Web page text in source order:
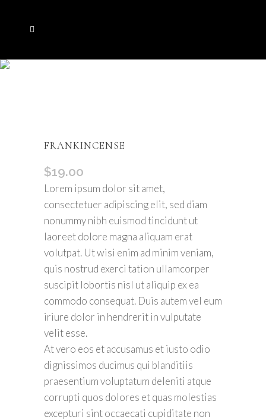
FRANKINCENSE
$19.00
Lorem ipsum dolor sit amet,
consectetuer adipiscing elit, sed diam
nonummy nibh euismod tincidunt ut
laoreet dolore magna aliquam erat
volutpat. Ut wisi enim ad minim veniam,
quis nostrud exerci tation ullamcorper
suscipit lobortis nisl ut aliquip ex ea
commodo consequat. Duis autem vel eum
iriure dolor in hendrerit in vulputate
velit esse.
At vero eos et accusamus et iusto odio
dignissimos ducimus qui blanditiis
praesentium voluptatum deleniti atque
corrupti quos dolores et quas molestias
excepturi sint occaecati cupiditate non